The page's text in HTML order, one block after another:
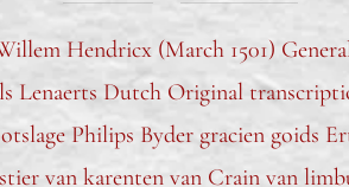
Hendricx (March 1501)
Lenaerts Dutch Original
Philips Byder gracien goids
van karenten van Crain van